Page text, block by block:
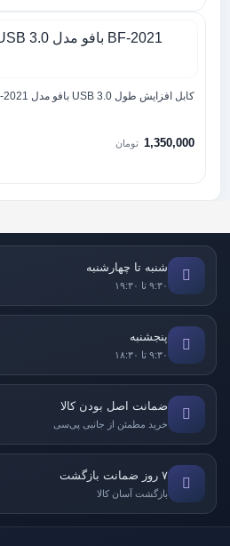
کابل افزایش طول USB 3.0 بافو مدل BF-2021 طول 1 متر
1,350,000 تومان
شنبه تا چهارشنبه
۹:۳۰ تا ۱۹:۳۰
پنجشنبه
۹:۳۰ تا ۱۸:۳۰
ضمانت اصل بودن کالا
خرید مطمئن از جانبی پی‌سی
۷ روز ضمانت بازگشت
بازگشت آسان کالا